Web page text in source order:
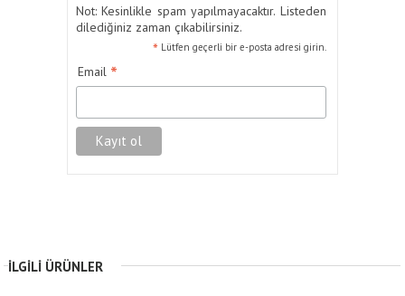
Not: Kesinlikle spam yapılmayacaktır. Listeden
dilediğiniz zaman çıkabilirsiniz.
* Lütfen geçerli bir e-posta adresi girin.
Email *
İLGILI ÜRÜNLER